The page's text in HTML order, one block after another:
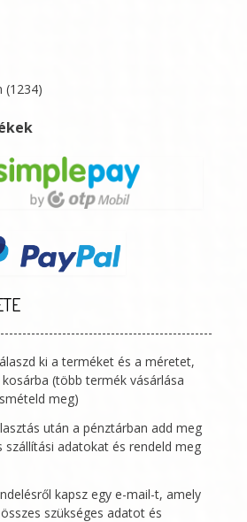
(1234)
ki a terméket és a méretet,
(több termék vásárlása
meg)
után a pénztárban add meg
szállítási adatokat és rendeld meg
kapsz egy e-mail-t, amely
szükséges adatot és